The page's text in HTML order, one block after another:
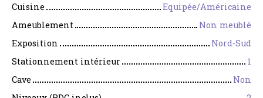
Cuisine
Equipée/Américaine
Ameublement
Non meublé
Exposition
Nord-Sud
Stationnement intérieur
1
Cave
Non